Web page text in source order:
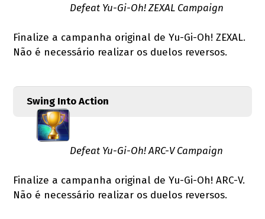
Defeat Yu-Gi-Oh! ZEXAL Campaign
Finalize a campanha original de Yu-Gi-Oh! ZEXAL.
Não é necessário realizar os duelos reversos.
Swing Into Action
Defeat Yu-Gi-Oh! ARC-V Campaign
Finalize a campanha original de Yu-Gi-Oh! ARC-V.
Não é necessário realizar os duelos reversos.